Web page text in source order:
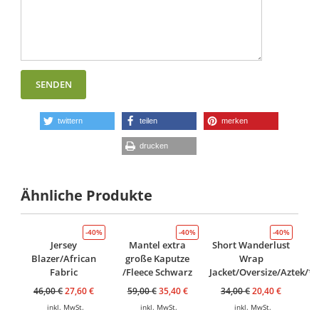
twittern teilen merken
drucken
Ähnliche Produkte
-40%
Jersey
Blazer/African
Fabric
46,00€27,60€
inkl. MwSt.
-40%
Mantel extra
große Kaputze
/Fleece Schwarz
59,00€ 35,40€
inkl. MwSt.
-40%
Short Wanderlust
Wrap
Jacket/Oversize/Aztek/
34,00€20,40€
inkl. MwSt.